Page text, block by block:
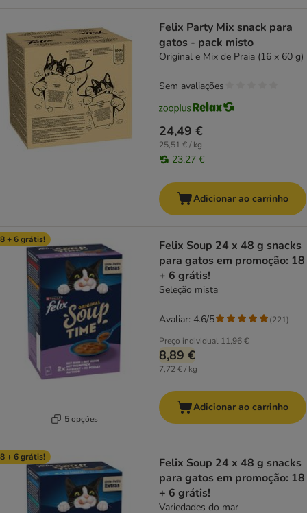
Felix Party Mix snack para
gatos - pack misto
Original e Mix de Praia (16 x 60 g)
24,49 €
25,51 € / kg
23,27 €
Sem avaliações
Adicionar ao carrinho
+ 6 grátis!
5 opções
Felix Soup 24 x 48 g snacks
para gatos em promoção: 18
+ 6 grátis!
Seleção mista
Preço individual 11,96 €
8,89 €
7,72 € / kg
Avaliar: 4.6/5 (221)
Adicionar ao carrinho
+ 6 grátis!
Felix Soup 24 x 48 g snacks
para gatos em promoção: 18
+ 6 grátis!
Variedades do mar